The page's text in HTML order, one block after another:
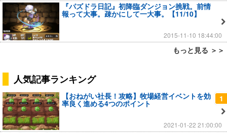
『パズドラ日記』初降臨ダンジョン挑戦。前情
報って大事。疎かにして一大事。【11/10】
2015-11-10 18:44:00
もっと見る ＞＞
人気記事ランキング
1
【おねがい社長！攻略】牧場経営イベントを効
率良く進める4つのポイント
2021-01-22 21:00:00